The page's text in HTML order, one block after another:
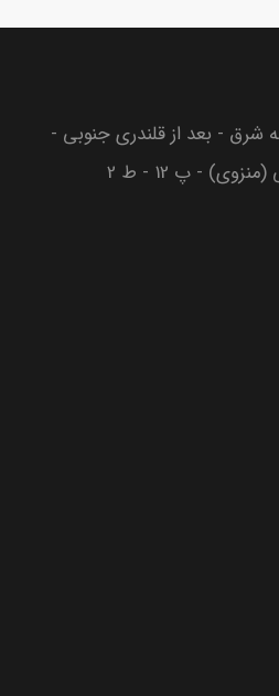
شرق - بعد از قلندری جنوبی -
- پ 12 - ط 2